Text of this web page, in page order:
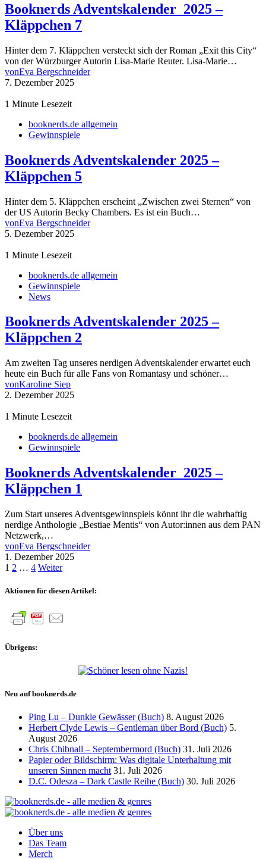
Booknerds Adventskalender 2025 –
Kläppchen 7
Hinter dem 7. Kläppchen versteckt sich der Roman „Exit this City“
von der Würzburger Autorin Lisa-Marie Reuter. Lisa-Marie…
vonEva Bergschneider
7. Dezember 2025
1 Minute Lesezeit
booknerds.de allgemein
Gewinnspiele
Booknerds Adventskalender 2025 –
Kläppchen 5
Hinter dem 5. Kläppchen erscheint „Zwischen zwei Sternen“ von
der US Autorin Becky Chambers. Es ist ein Buch…
vonEva Bergschneider
5. Dezember 2025
1 Minute Lesezeit
booknerds.de allgemein
Gewinnspiele
News
Booknerds Adventskalender 2025 –
Kläppchen 2
Am zweiten Tag unseres nerdigen Adventskalender erwartet euch
heute ein Buch für alle Fans von Romantasy und schöner…
vonKaroline Siep
2. Dezember 2025
1 Minute Lesezeit
booknerds.de allgemein
Gewinnspiele
Booknerds Adventskalender 2025 –
Kläppchen 1
Zum Start unseres Adventsgewinnspiels könnt ihr die wahrhaftig
nerdige Anthologie „Bestiae Mentis“ von Autor:innen aus dem PAN
Netzwerk,…
vonEva Bergschneider
1. Dezember 2025
Seitennummerierung
der
1 2 … 4 Weiter
Aktionen für diesen Artikel:
Übrigens:
Neu auf booknerds.de
Ping Lu – Dunkle Gewässer (Buch) 8. August 2026
Herbert Clyde Lewis – Gentleman über Bord (Buch) 5.
August 2026
Chris Chibnall – Septembermord (Buch) 31. Juli 2026
Papier oder Bildschirm: Was digitale Unterhaltung mit
unseren Sinnen macht 31. Juli 2026
D.C. Odesza – Dark Castle Reihe (Buch) 30. Juli 2026
Über uns
Das Team
Merch